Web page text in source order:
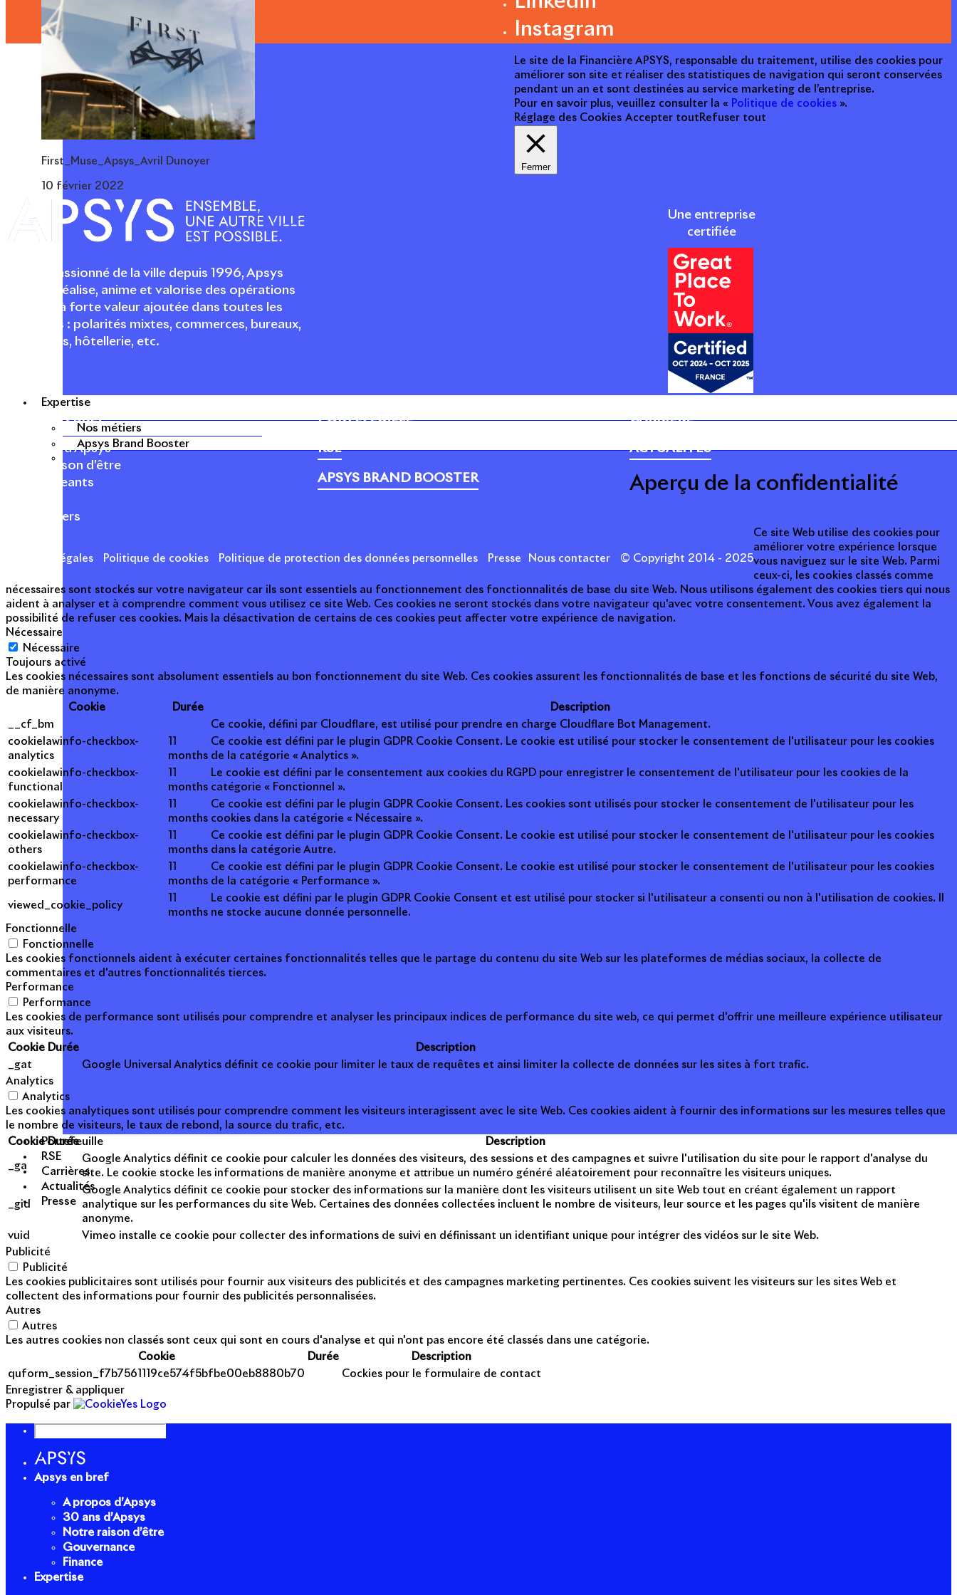
Expertise
Nos métiers
Apsys Brand Booster
Portefeuille
RSE
Carrières
Actualités
Presse
First_Muse_Apsys_Avril Dunoyer
10 février 2022
Acteur passionné de la ville depuis 1996, Apsys
conçoit, réalise, anime et valorise des opérations
urbaines à forte valeur ajoutée dans toutes les
fonctions : polarités mixtes, commerces, bureaux,
logements, hôtellerie, etc.
Une entreprise
certifiée
APSYS EN BREF
À propos d'Apsys
Notre raison d’être
Nos dirigeants
Nos métiers
PORTEFEUILLE
RSE
APSYS BRAND BOOSTER
CARRIÈRE
ACTUALITÉS
Mentions légales Politique de cookies Politique de protection des données personnelles Presse Nous contacter © Copyright 2014 - 2025
Instagram
Le site de la Financière APSYS, responsable du traitement, utilise des cookies pour
améliorer son site et réaliser des statistiques de navigation qui seront conservées
pendant un an et sont destinées au service marketing de l’entreprise.
Pour en savoir plus, veuillez consulter la « Politique de cookies ».
Réglage des Cookies Accepter tout Refuser tout
Fermer
Aperçu de la confidentialité
Ce site Web utilise des cookies pour
améliorer votre expérience lorsque
vous naviguez sur le site Web. Parmi
ceux-ci, les cookies classés comme
nécessaires sont stockés sur votre navigateur car ils sont essentiels au fonctionnement des fonctionnalités de base du site Web. Nous utilisons également des cookies tiers qui nous
aident à analyser et à comprendre comment vous utilisez ce site Web. Ces cookies ne seront stockés dans votre navigateur qu'avec votre consentement. Vous avez également la
possibilité de refuser ces cookies. Mais la désactivation de certains de ces cookies peut affecter votre expérience de navigation.
Nécessaire
Nécessaire
Toujours activé
Les cookies nécessaires sont absolument essentiels au bon fonctionnement du site Web. Ces cookies assurent les fonctionnalités de base et les fonctions de sécurité du site Web,
de manière anonyme.
Cookie
Durée
Description
__cf_bm
Ce cookie, défini par Cloudflare, est utilisé pour prendre en charge Cloudflare Bot Management.
cookielawinfo-checkbox-
analytics
months
Ce cookie est défini par le plugin GDPR Cookie Consent. Le cookie est utilisé pour stocker le consentement de l'utilisateur pour les cookies
de la catégorie « Analytics ».
cookielawinfo-checkbox-
functional
months
Le cookie est défini par le consentement aux cookies du RGPD pour enregistrer le consentement de l'utilisateur pour les cookies de la
catégorie « Fonctionnel ».
cookielawinfo-checkbox-
necessary
months
Ce cookie est défini par le plugin GDPR Cookie Consent. Les cookies sont utilisés pour stocker le consentement de l'utilisateur pour les
cookies dans la catégorie « Nécessaire ».
cookielawinfo-checkbox-
others
months
Ce cookie est défini par le plugin GDPR Cookie Consent. Le cookie est utilisé pour stocker le consentement de l'utilisateur pour les cookies
dans la catégorie Autre.
cookielawinfo-checkbox-
performance
months
Ce cookie est défini par le plugin GDPR Cookie Consent. Le cookie est utilisé pour stocker le consentement de l'utilisateur pour les cookies
de la catégorie « Performance ».
viewed_cookie_policy
months
Le cookie est défini par le plugin GDPR Cookie Consent et est utilisé pour stocker si l'utilisateur a consenti ou non à l'utilisation de cookies. Il
ne stocke aucune donnée personnelle.
Fonctionnelle
Fonctionnelle
Les cookies fonctionnels aident à exécuter certaines fonctionnalités telles que le partage du contenu du site Web sur les plateformes de médias sociaux, la collecte de
commentaires et d'autres fonctionnalités tierces.
Performance
Performance
Les cookies de performance sont utilisés pour comprendre et analyser les principaux indices de performance du site web, ce qui permet d'offrir une meilleure expérience utilisateur
aux visiteurs.
Cookie Durée
Description
_gat
Google Universal Analytics définit ce cookie pour limiter le taux de requêtes et ainsi limiter la collecte de données sur les sites à fort trafic.
Analytics
Analytics
Les cookies analytiques sont utilisés pour comprendre comment les visiteurs interagissent avec le site Web. Ces cookies aident à fournir des informations sur les mesures telles que
le nombre de visiteurs, le taux de rebond, la source du trafic, etc.
Cookie Durée Description
_ga
Google Analytics définit ce cookie pour calculer les données des visiteurs, des sessions et des campagnes et suivre l'utilisation du site pour le rapport d'analyse du
site. Le cookie stocke les informations de manière anonyme et attribue un numéro généré aléatoirement pour reconnaître les visiteurs uniques.
_gid
Google Analytics définit ce cookie pour stocker des informations sur la manière dont les visiteurs utilisent un site Web tout en créant également un rapport
analytique sur les performances du site Web. Certaines des données collectées incluent le nombre de visiteurs, leur source et les pages qu'ils visitent de manière
anonyme.
vuid
Vimeo installe ce cookie pour collecter des informations de suivi en définissant un identifiant unique pour intégrer des vidéos sur le site Web.
Publicité
Publicité
Les cookies publicitaires sont utilisés pour fournir aux visiteurs des publicités et des campagnes marketing pertinentes. Ces cookies suivent les visiteurs sur les sites Web et
collectent des informations pour fournir des publicités personnalisées.
Autres
Autres
Les autres cookies non classés sont ceux qui sont en cours d'analyse et qui n'ont pas encore été classés dans une catégorie.
Cookie
Durée
Description
quform_session_f7b7561119ce574f5bfbe00eb8880b70
Cockies pour le formulaire de contact
Enregistrer & appliquer
Propulsé par
Apsys en bref
A propos d’Apsys
30 ans d’Apsys
Notre raison d’être
Gouvernance
Finance
Expertise